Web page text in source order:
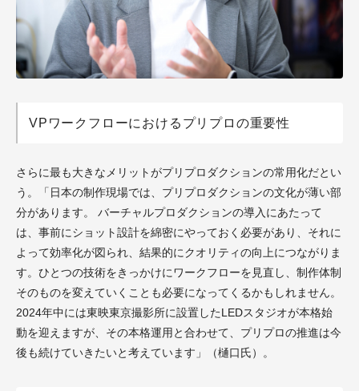
VPワークフローにおけるプリプロの重要性
さらに最も大きなメリットがプリプロダクションの常用化だとい
う。「日本の制作現場では、プリプロダクションの文化が薄い部
分があります。 バーチャルプロダクションの導入にあたって
は、事前にショット設計を綿密にやっておく必要があり、それに
よって効率化が図られ、結果的にクオリティの向上につながりま
す。ひとつの技術をきっかけにワークフローを見直し、制作体制
そのものを変えていくことも必要になってくるかもしれません。
2024年中には東映東京撮影所に設置したLEDスタジオが本格始
動を迎えますが、その本格運用と合わせて、プリプロの推進は今
後も続けていきたいと考えています」（樋口氏）。